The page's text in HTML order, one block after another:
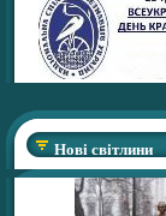
Нові світлини